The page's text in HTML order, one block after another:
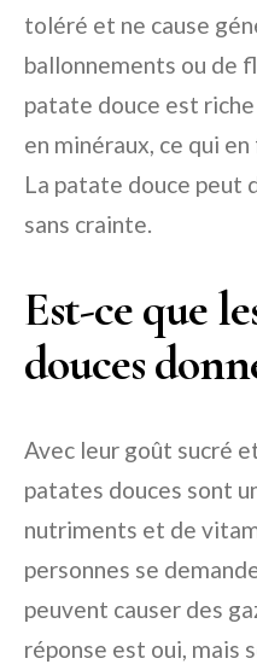
toléré et ne cause
ballonnements ou de
patate douce est
en minéraux, ce qui
La patate douce peut
sans crainte.
Est-ce que
douces
Avec leur goût sucré
patates douces sont
nutriments et de
personnes se
peuvent causer des
réponse est oui, mais